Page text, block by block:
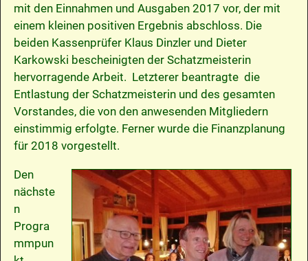
mit den Einnahmen und Ausgaben 2017 vor, der mit
einem kleinen positiven Ergebnis abschloss. Die
beiden Kassenprüfer Klaus Dinzler und Dieter
Karkowski bescheinigten der Schatzmeisterin
hervorragende Arbeit. Letzterer beantragte die
Entlastung der Schatzmeisterin und des gesamten
Vorstandes, die von den anwesenden Mitgliedern
einstimmig erfolgte. Ferner wurde die Finanzplanung
für 2018 vorgestellt.
Den
nächste
n
Progra
mmpun